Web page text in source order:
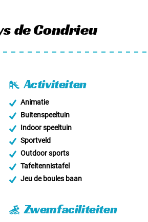
de Condrieu
Activiteiten
Animatie
Buitenspeeltuin
Indoor speeltuin
Sportveld
Outdoor sports
Tafeltennistafel
Jeu de boules baan
Zwemfaciliteiten